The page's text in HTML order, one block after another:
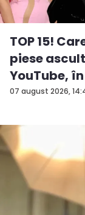
07 august 2026,
TOP 15!
piese
YouTube,